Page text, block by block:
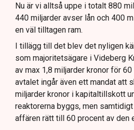
Nu är vi alltså uppe i totalt 880
440 miljarder avser lån och 400
en väl tilltagen ram.
I tillägg till det blev det nyligen
som majoritetsägare i Videberg
av max 1,8 miljarder kronor för
avtalet ingår även ett mandat att
miljarder kronor i kapitaltillskott
reaktorerna byggs, men
affären rätt till 60 procent av den